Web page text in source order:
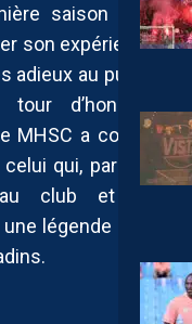
saison plus
son expérience
adieux au public
d’honneur
MHSC a conclu
qui, par son
club et sa
légende pour